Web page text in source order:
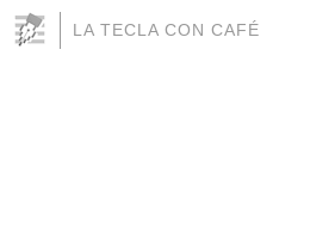
LA TECLA CON CAFÉ